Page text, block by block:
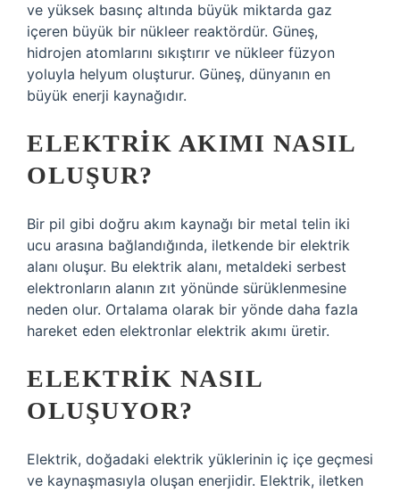
ve yüksek basınç altında büyük miktarda gaz
içeren büyük bir nükleer reaktördür. Güneş,
hidrojen atomlarını sıkıştırır ve nükleer füzyon
yoluyla helyum oluşturur. Güneş, dünyanın en
büyük enerji kaynağıdır.
ELEKTRIK AKIMI NASIL
OLUŞUR?
Bir pil gibi doğru akım kaynağı bir metal telin iki
ucu arasına bağlandığında, iletkende bir elektrik
alanı oluşur. Bu elektrik alanı, metaldeki serbest
elektronların alanın zıt yönünde sürüklenmesine
neden olur. Ortalama olarak bir yönde daha fazla
hareket eden elektronlar elektrik akımı üretir.
ELEKTRIK NASIL
OLUŞUYOR?
Elektrik, doğadaki elektrik yüklerinin iç içe geçmesi
ve kaynaşmasıyla oluşan enerjidir. Elektrik, iletken